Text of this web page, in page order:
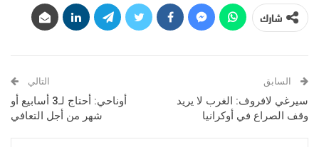
شارك
السابق
سيرغي لافروف: الغرب لا يريد
وقف الصراع في أوكرانيا
التالي
أوناحي: أحتاج لـ3 أسابيع أو
شهر من أجل التعافي